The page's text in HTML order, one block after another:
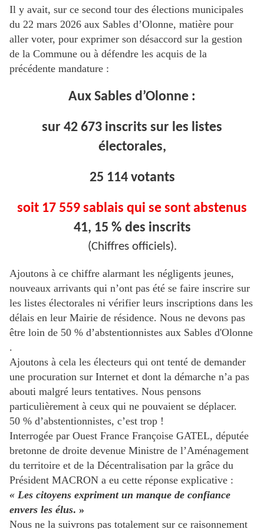
Il y avait, sur ce second tour des élections municipales
du 22 mars 2026 aux Sables d’Olonne, matière pour
aller voter, pour exprimer son désaccord sur la gestion
de la Commune ou à défendre les acquis de la
précédente mandature :
Aux Sables d’Olonne :
sur 42 673 inscrits sur les listes
électorales,
25 114 votants
soit 17 559 sablais qui se sont abstenus
41, 15 % des inscrits
(Chiffres officiels).
Ajoutons à ce chiffre alarmant les négligents jeunes,
nouveaux arrivants qui n’ont pas été se faire inscrire sur
les listes électorales ni vérifier leurs inscriptions dans les
délais en leur Mairie de résidence. Nous ne devons pas
être loin de 50 % d’abstentionnistes aux Sables d'Olonne
.
Ajoutons à cela les électeurs qui ont tenté de demander
une procuration sur Internet et dont la démarche n’a pas
abouti malgré leurs tentatives. Nous pensons
particulièrement à ceux qui ne pouvaient se déplacer.
50 % d’abstentionnistes, c’est trop !
Interrogée par Ouest France Françoise GATEL, députée
bretonne de droite devenue Ministre de l’Aménagement
du territoire et de la Décentralisation par la grâce du
Président MACRON a eu cette réponse explicative :
« Les citoyens expriment un manque de confiance
envers les élus. »
Nous ne la suivrons pas totalement sur ce raisonnement